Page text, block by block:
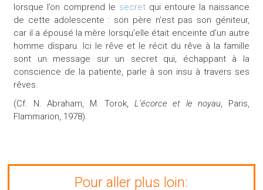
lorsque l’on comprend le secret qui entoure la naissance
de cette adolescente : son père n’est pas son géniteur,
car il a épousé la mère lorsqu’elle était enceinte d’un autre
homme disparu. Ici le rêve et le récit du rêve à la famille
sont un message sur un secret qui, échappant à la
conscience de la patiente, parle à son insu à travers ses
rêves.
(Cf. N. Abraham, M. Torok, L’écorce et le noyau, Paris,
Flammarion, 1978).
Pour aller plus loin: